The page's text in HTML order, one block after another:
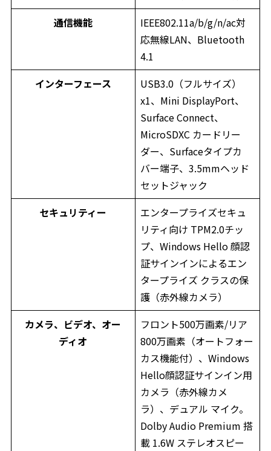
通信機能
IEEE802.11a/b/g/n/ac対
応無線LAN、Bluetooth
4.1
インターフェース
USB3.0（フルサイズ）
x1、Mini DisplayPort、
Surface Connect、
MicroSDXC カードリー
ダー、Surfaceタイプカ
バー端子、3.5mmヘッド
セットジャック
セキュリティー
エンタープライズセキュ
リティ向け TPM2.0チッ
プ、Windows Hello 顔認
証サインインによるエン
タープライズ クラスの保
護（赤外線カメラ）
カメラ、ビデオ、オー
ディオ
フロント500万画素/リア
800万画素（オートフォー
カス機能付）、Windows
Hello顔認証サインイン用
カメラ（赤外線カメ
ラ）、デュアル マイク。
Dolby Audio Premium 搭
載 1.6W ステレオスピー